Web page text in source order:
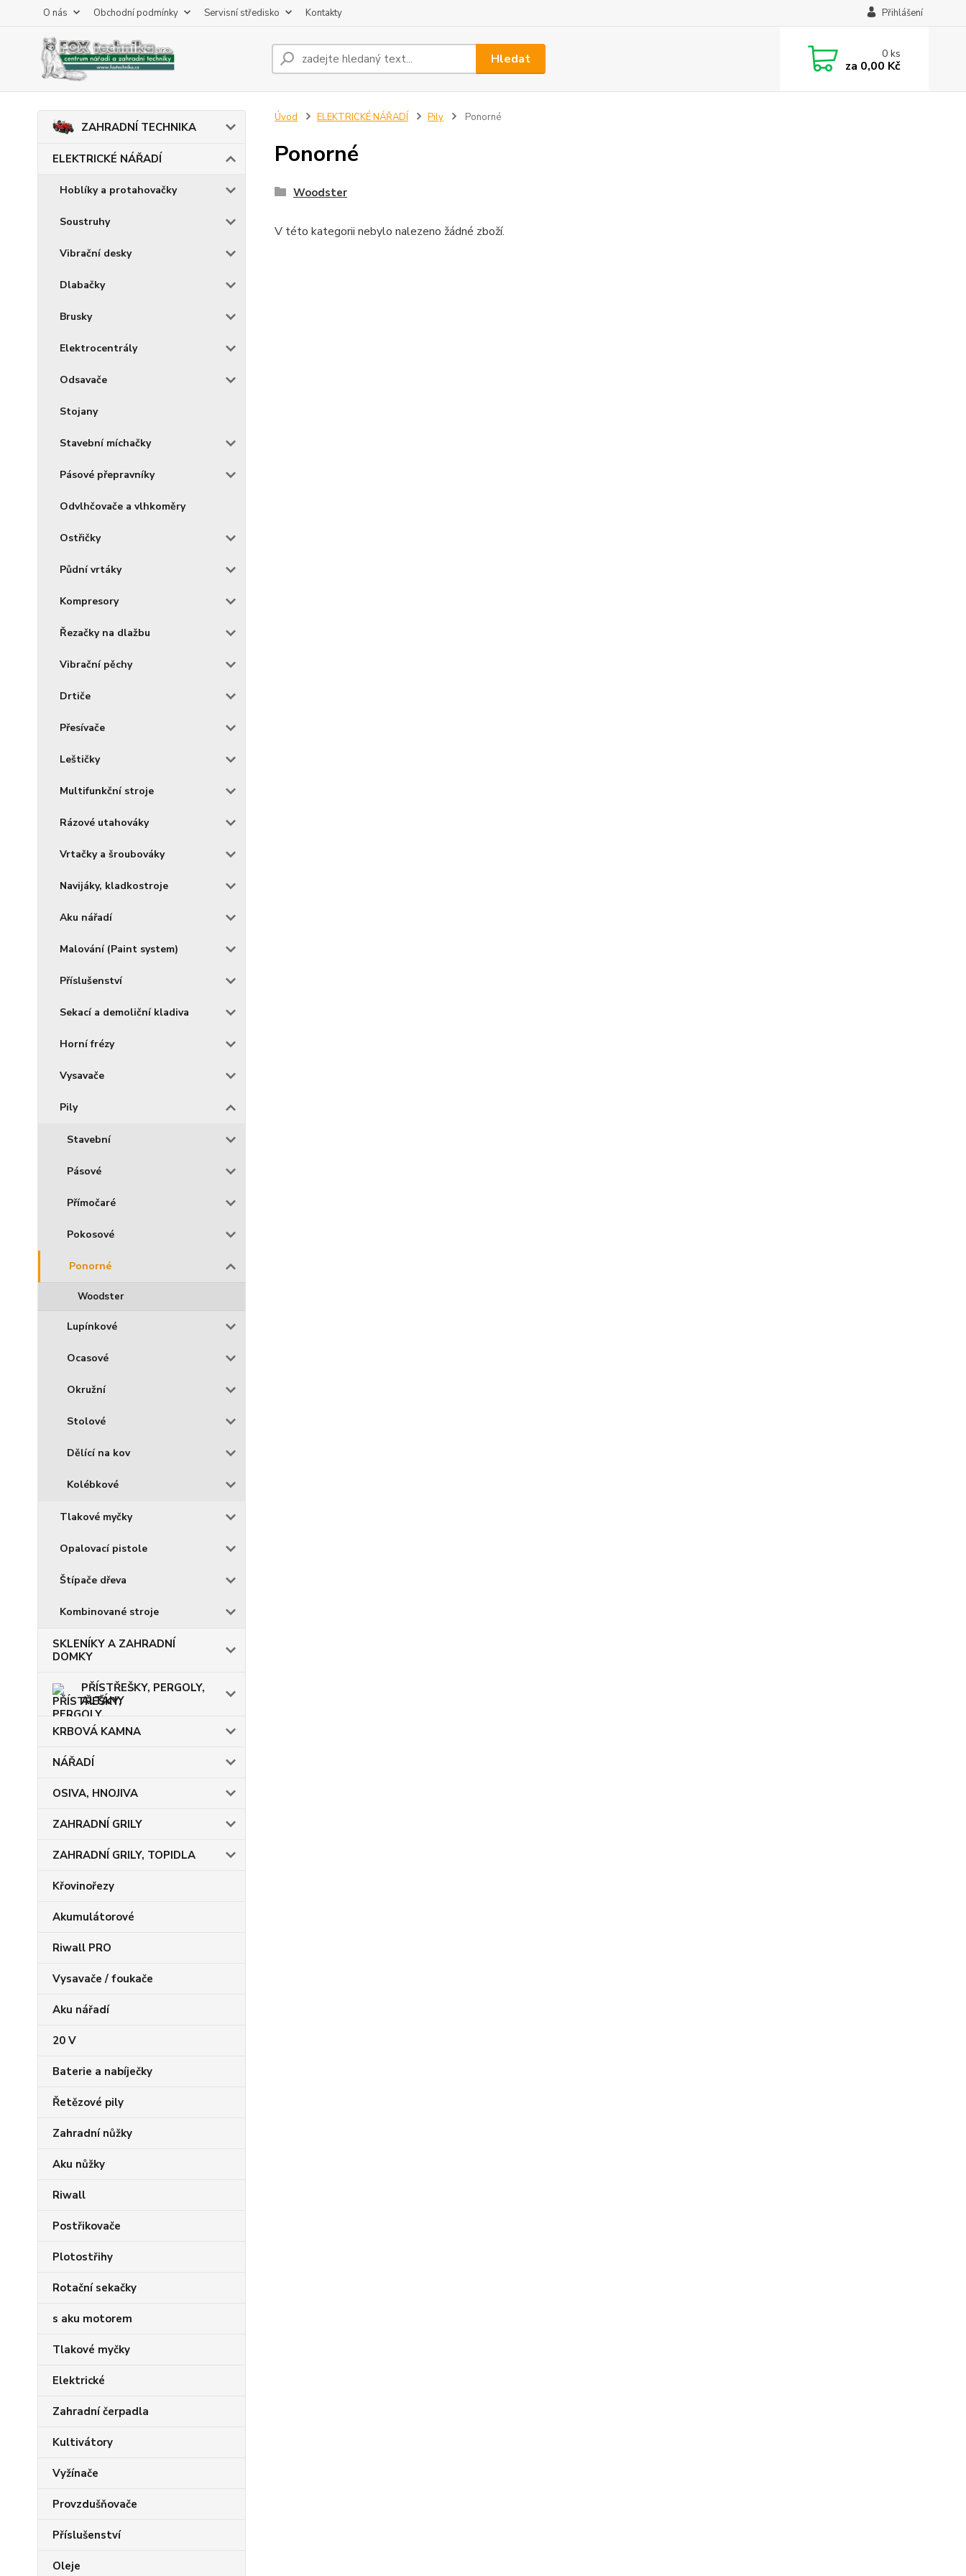
O nás Obchodní podmínky Servisní středisko Kontakty Přihlášení
Hledat 0ks
za 0,00 Kč
ZAHRADNÍ TECHNIKA
ELEKTRICKÉ NÁŘADÍ
Hoblíky a protahovačky
Soustruhy
Vibrační desky
Dlabačky
Brusky
Elektrocentrály
Odsavače
Stojany
Stavební míchačky
Pásové přepravníky
Odvlhčovače a vlhkoměry
Ostřičky
Půdní vrtáky
Kompresory
Řezačky na dlažbu
Vibrační pěchy
Drtiče
Přesívače
Leštičky
Multifunkční stroje
Rázové utahováky
Vrtačky a šroubováky
Navijáky, kladkostroje
Aku nářadí
Malování (Paint system)
Příslušenství
Sekací a demoliční kladiva
Horní frézy
Vysavače
Pily
Stavební
Pásové
Přímočaré
Pokosové
Ponorné
Woodster
Lupínkové
Ocasové
Okružní
Stolové
Dělící na kov
Kolébkové
Tlakové myčky
Opalovací pistole
Štípače dřeva
Kombinované stroje
SKLENÍKY A ZAHRADNÍ
DOMKY
PŘÍSTŘEŠKY, PERGOLY,
ALTÁNY
KRBOVÁ KAMNA
NÁŘADÍ
OSIVA, HNOJIVA
ZAHRADNÍ GRILY
ZAHRADNÍ GRILY, TOPIDLA
Křovinořezy
Akumulátorové
Riwall PRO
Vysavače / foukače
Aku nářadí
20 V
Baterie a nabíječky
Řetězové pily
Zahradní nůžky
Aku nůžky
Riwall
Postřikovače
Plotostřihy
Rotační sekačky
s aku motorem
Tlakové myčky
Elektrické
Zahradní čerpadla
Kultivátory
Vyžínače
Provzdušňovače
Příslušenství
Oleje
Úvod ELEKTRICKÉ NÁŘADÍ Pily Ponorné
Ponorné
Woodster
V této kategorii nebylo nalezeno žádné zboží.